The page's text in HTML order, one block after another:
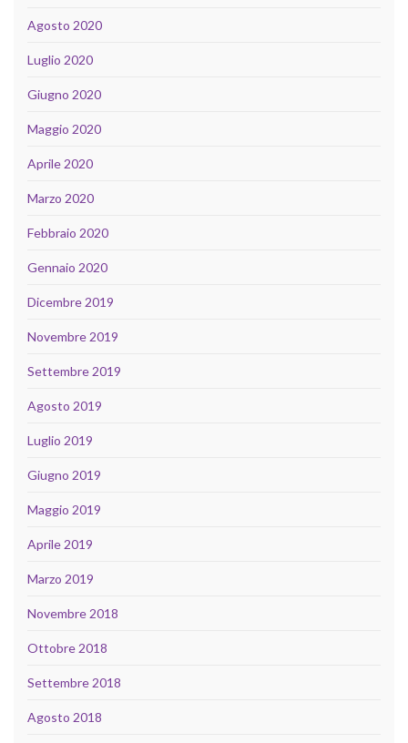
Agosto 2020
Luglio 2020
Giugno 2020
Maggio 2020
Aprile 2020
Marzo 2020
Febbraio 2020
Gennaio 2020
Dicembre 2019
Novembre 2019
Settembre 2019
Agosto 2019
Luglio 2019
Giugno 2019
Maggio 2019
Aprile 2019
Marzo 2019
Novembre 2018
Ottobre 2018
Settembre 2018
Agosto 2018